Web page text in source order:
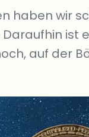
haben wir
ist
auf der